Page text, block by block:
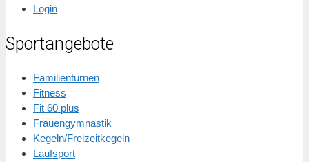
Login
Sportangebote
Familienturnen
Fitness
Fit 60 plus
Frauengymnastik
Kegeln/Freizeitkegeln
Laufsport